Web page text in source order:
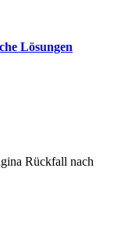
Lösungen
Rückfall nach